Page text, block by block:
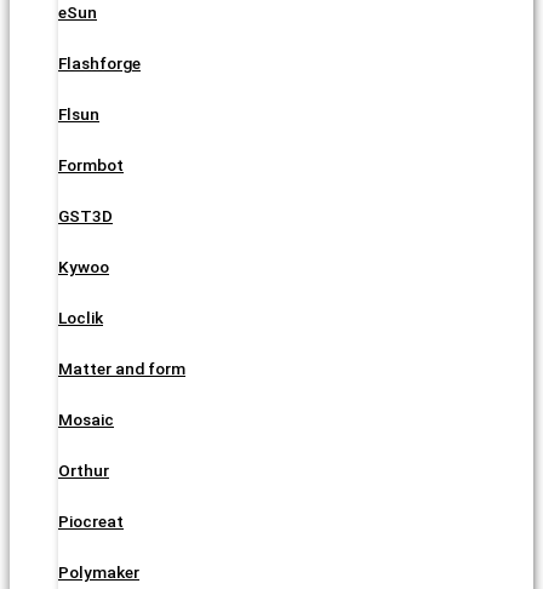
eSun
Flashforge
Flsun
Formbot
GST3D
Kywoo
Loclik
Matter and form
Mosaic
Orthur
Piocreat
Polymaker